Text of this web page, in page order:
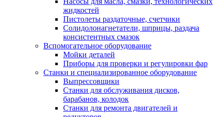
жидкостей
Пистолеты раздаточные, счетчики
Солидолонагнетатели, шприцы, раздача
консистентных смазок
Вспомогательное оборудование
Мойки деталей
Приборы для проверки и регулировки фар
Станки и специализированное оборудование
Выпрессовщики
Станки для обслуживания дисков,
барабанов, колодок
Станки для ремонта двигателей и